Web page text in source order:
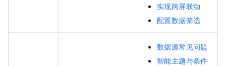
实现跨屏联动
配置数据筛选
数据源常见问题
智能主题与条件